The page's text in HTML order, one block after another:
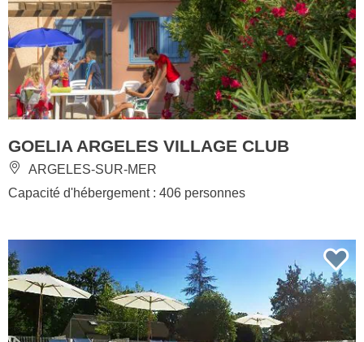
GOELIA ARGELES VILLAGE CLUB
ARGELES-SUR-MER
Capacité d'hébergement : 406 personnes